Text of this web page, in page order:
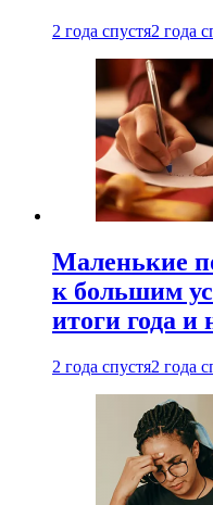
2 года спустя2 года
Маленькие
к большим
итоги года и
2 года спустя2 года